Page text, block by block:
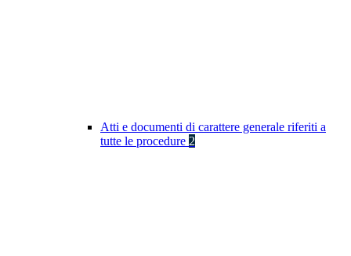
Atti e documenti di carattere generale riferiti a
tutte le procedure 2